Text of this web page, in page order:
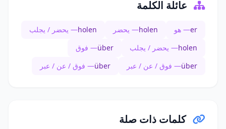
عائلة الكلمة
er— هو holen— يحضر holen— يحضر / يجلب
holen— يحضر / يجلب über— فوق
über— فوق / عن / عبر über— فوق / عن / عبر
كلمات ذات صلة